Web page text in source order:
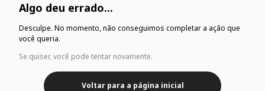
Algo deu errado...
Desculpe. No momento, não conseguimos completar a ação que
você queria.
Se quiser, você pode tentar novamente.
Voltar para a página inicial